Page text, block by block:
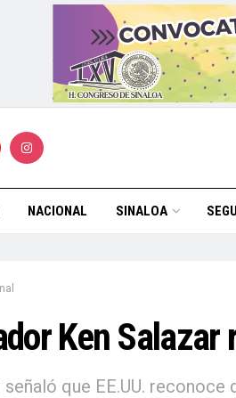
NACIONAL SINALOA
Ken
señaló que EE.UU.